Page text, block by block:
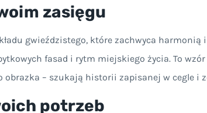
zasięgu
gwieździstego, które zachwyca
fasad i rytm miejskiego życia. To
obrazka – szukają historii zapisanej w cegle i
potrzeb